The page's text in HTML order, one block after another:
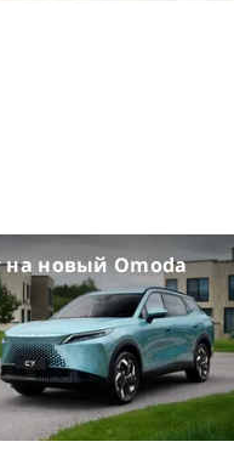
на новый Omoda